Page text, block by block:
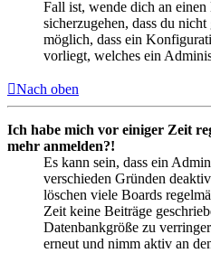
Fall ist, wende dich an
sicherzugehen, dass du
möglich, dass ein
vorliegt, welches ein
Nach oben
Ich habe mich vor einiger Zeit
mehr anmelden?!
Es kann sein, dass ein
verschieden Gründen
löschen viele Boards
Zeit keine Beiträge
Datenbankgröße zu
erneut und nimm aktiv an